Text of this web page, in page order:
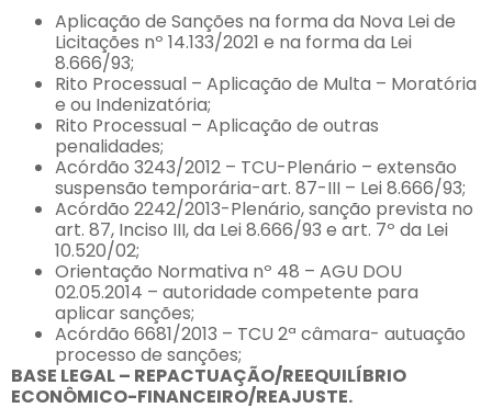
Aplicação de Sanções na forma da Nova Lei de
Licitações nº 14.133/2021 e na forma da Lei
8.666/93;
Rito Processual – Aplicação de Multa – Moratória
e ou Indenizatória;
Rito Processual – Aplicação de outras
penalidades;
Acórdão 3243/2012 – TCU-Plenário – extensão
suspensão temporária-art. 87-III – Lei 8.666/93;
Acórdão 2242/2013-Plenário, sanção prevista no
art. 87, Inciso III, da Lei 8.666/93 e art. 7º da Lei
10.520/02;
Orientação Normativa nº 48 – AGU DOU
02.05.2014 – autoridade competente para
aplicar sanções;
Acórdão 6681/2013 – TCU 2ª câmara- autuação
processo de sanções;
BASE LEGAL – REPACTUAÇÃO/REEQUILÍBRIO
ECONÔMICO-FINANCEIRO/REAJUSTE.